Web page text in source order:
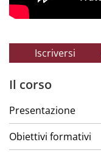
Iscriversi
Il corso
Presentazione
Obiettivi formativi